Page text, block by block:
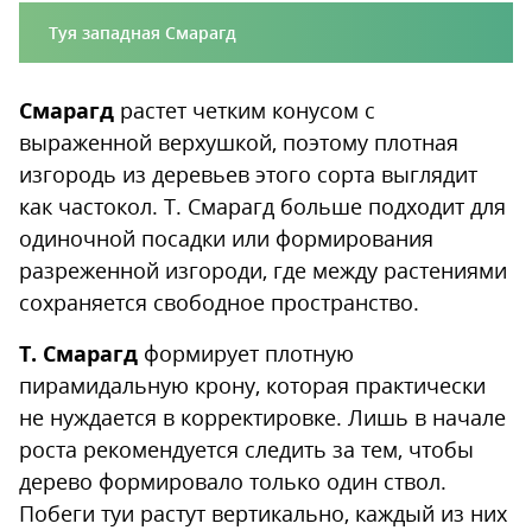
Туя западная Смарагд
Смарагд растет четким конусом с
выраженной верхушкой, поэтому плотная
изгородь из деревьев этого сорта выглядит
как частокол. Т. Смарагд больше подходит для
одиночной посадки или формирования
разреженной изгороди, где между растениями
сохраняется свободное пространство.
Т. Смарагд формирует плотную
пирамидальную крону, которая практически
не нуждается в корректировке. Лишь в начале
роста рекомендуется следить за тем, чтобы
дерево формировало только один ствол.
Побеги туи растут вертикально, каждый из них